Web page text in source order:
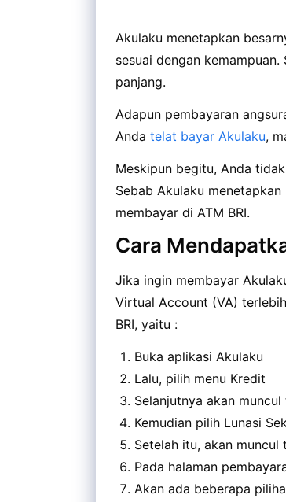
Akulaku menetapkan
sesuai dengan
panjang.
Adapun pembayaran
Anda telat bayar Akulaku,
Meskipun begitu, Anda
Sebab Akulaku
membayar di ATM BRI.
Cara
Jika ingin membayar
Virtual Account (VA)
BRI, yaitu :
Buka aplikasi Akulaku
Lalu, pilih menu Kredit
Selanjutnya akan
Kemudian pilih Lunasi
Setelah itu, akan
Pada halaman
Akan ada beberapa